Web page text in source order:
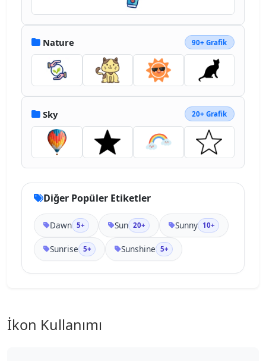
Nature 90+ Grafik
Sky 20+ Grafik
Diğer Popüler Etiketler
Dawn 5+ Sun 20+ Sunny 10+
Sunrise 5+ Sunshine 5+
İkon Kullanımı